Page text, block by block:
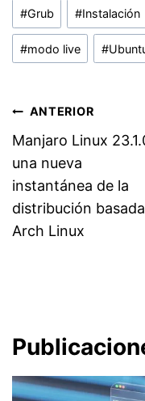
la
entrada:
#Grub #Instalación
#modo live #
Navegación
de
entradas
ANTERIOR
Manjaro Linux
una nueva
instantánea de la
distribución
Arch Linux